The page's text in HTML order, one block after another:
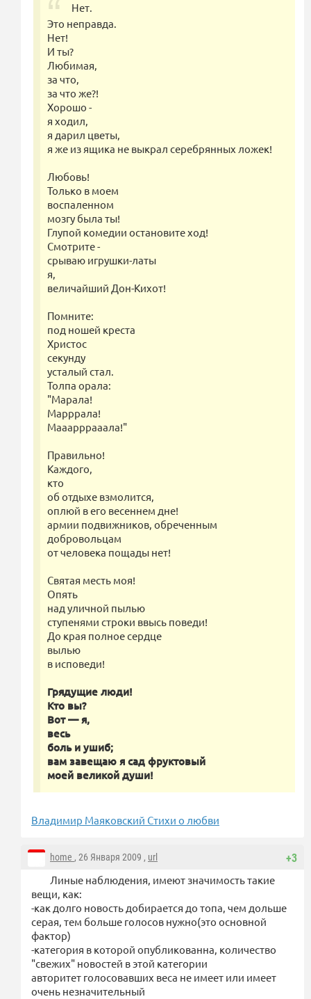
Нет.
Это неправда.
Нет!
И ты?
Любимая,
за что,
за что же?!
Хорошо -
я ходил,
я дарил цветы,
я же из ящика не выкрал серебрянных ложек!
Любовь!
Только в моем
воспаленном
мозгу была ты!
Глупой комедии остановите ход!
Смотрите -
срываю игрушки-латы
я,
величайший Дон-Кихот!
Помните:
под ношей креста
Христос
секунду
усталый стал.
Толпа орала:
"Марала!
Марррала!
Мааарррааала!"
Правильно!
Каждого,
кто
об отдыхе взмолится,
оплюй в его весеннем дне!
армии подвижников, обреченным
добровольцам
от человека пощады нет!
Святая месть моя!
Опять
над уличной пылью
ступенями строки ввысь поведи!
До края полное сердце
вылью
в исповеди!
Грядущие люди!
Кто вы?
Вот — я,
весь
боль и ушиб;
вам завещаю я сад фруктовый
моей великой души!
Владимир Маяковский Стихи о любви
+3
home , 26 Января 2009 , url
Линые наблюдения, имеют значимость такие
вещи, как:
-как долго новость добирается до топа, чем дольше
серая, тем больше голосов нужно(это основной
фактор)
-категория в которой опубликованна, количество
"свежих" новостей в этой категории
авторитет голосовавших веса не имеет или имеет
очень незначительный